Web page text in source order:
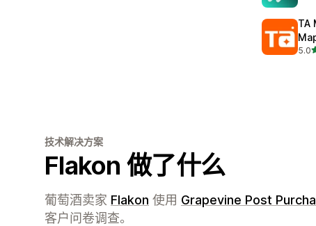
TA
5.0
总共
技术解决方案
Flakon 做了什么
葡萄酒卖家 Flakon 使用 Grapevine Post
客户问卷调查。